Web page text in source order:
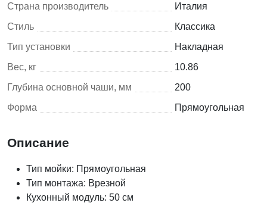
Страна производитель
Италия
Стиль
Классика
Тип установки
Накладная
Вес, кг
10.86
Глубина основной чаши, мм
200
Форма
Прямоугольная
Описание
Тип мойки: Прямоугольная
Тип монтажа: Врезной
Кухонный модуль: 50 см